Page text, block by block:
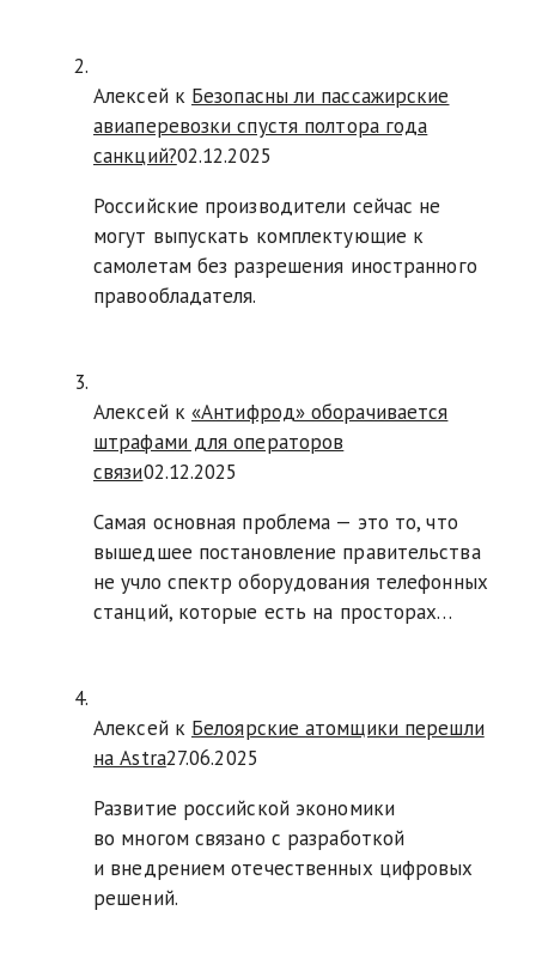
Алексей к Безопасны ли пассажирские
авиаперевозки спустя полтора года
санкций?02.12.2025
Российские производители сейчас не
могут выпускать комплектующие к
самолетам без разрешения иностранного
правообладателя.
Алексей к «Антифрод» оборачивается
штрафами для операторов
связи02.12.2025
Самая основная проблема — это то, что
вышедшее постановление правительства
не учло спектр оборудования телефонных
станций, которые есть на просторах…
Алексей к Белоярские атомщики перешли
на Astra27.06.2025
Развитие российской экономики
во многом связано с разработкой
и внедрением отечественных цифровых
решений.